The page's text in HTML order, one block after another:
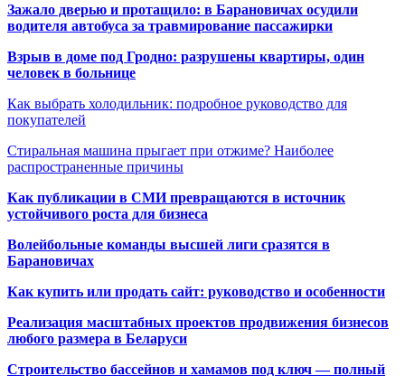
Зажало дверью и протащило: в Барановичах осудили
водителя автобуса за травмирование пассажирки
Взрыв в доме под Гродно: разрушены квартиры, один
человек в больнице
Как выбрать холодильник: подробное руководство для
покупателей
Стиральная машина прыгает при отжиме? Наиболее
распространенные причины
Как публикации в СМИ превращаются в источник
устойчивого роста для бизнеса
Волейбольные команды высшей лиги сразятся в
Барановичах
Как купить или продать сайт: руководство и особенности
Реализация масштабных проектов продвижения бизнесов
любого размера в Беларуси
Строительство бассейнов и хамамов под ключ — полный